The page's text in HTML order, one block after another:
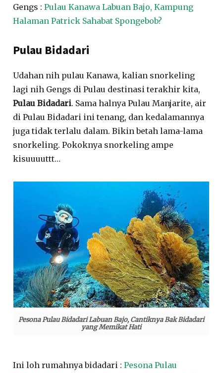
Gengs :Pulau Kanawa Labuan Bajo, Kampung
Halaman Patrick Sahabat Spongebob?
Pulau Bidadari
Udahan nih pulau Kanawa, kalian snorkeling
lagi nih Gengs di Pulau destinasi terakhir kita,
Pulau Bidadari. Sama halnya Pulau Manjarite, air
di Pulau Bidadari ini tenang, dan kedalamannya
juga tidak terlalu dalam. Bikin betah lama-lama
snorkeling. Pokoknya snorkeling ampe
kisuuuuttt…
Pesona Pulau Bidadari Labuan Bajo, Cantiknya Bak Bidadari
yang Memikat Hati
Ini loh rumahnya bidadari :Pesona Pulau